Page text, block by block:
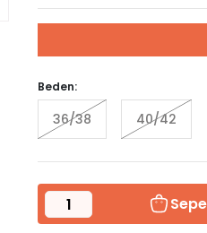
Beden:
36/38 40/42